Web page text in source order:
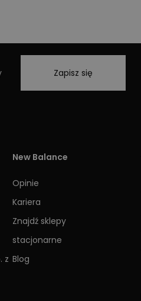
Zapisz się
z
New Balance
Opinie
Kariera
Znajdź sklepy
stacjonarne
Blog